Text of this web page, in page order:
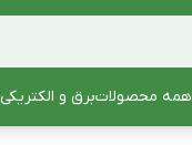
همه محصولاتبرق و الکتریکی